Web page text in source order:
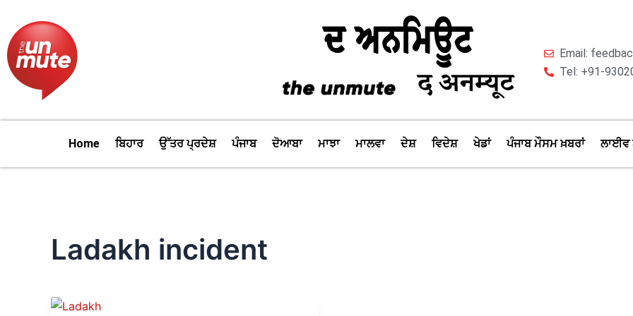
content
Email:
Tel: +91-
Home ਬਿਹਾਰ ਉੱਤਰ ਪ੍ਰਦੇਸ਼ ਪੰਜਾਬ ਦੋਆਬਾ ਮਾਝਾ ਮਾਲਵਾ ਦੇਸ਼ ਵਿਦੇਸ਼ ਖੇਡਾਂ ਪੰਜਾਬ ਮੌਸਮ ਖ਼ਬਰਾਂ ਲਾਈਵ
Ladakh incident